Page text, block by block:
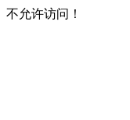
不允许访问！